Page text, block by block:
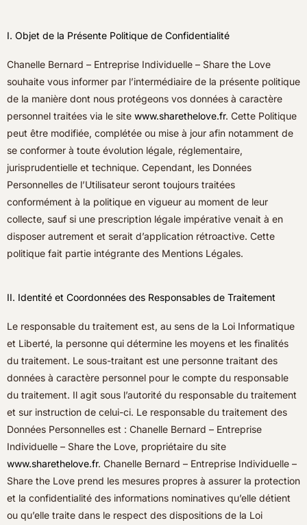
I. Objet de la Présente Politique de Confidentialité
Chanelle Bernard – Entreprise Individuelle – Share the Love
souhaite vous informer par l’intermédiaire de la présente politique
de la manière dont nous protégeons vos données à caractère
personnel traitées via le site www.sharethelove.fr. Cette Politique
peut être modifiée, complétée ou mise à jour afin notamment de
se conformer à toute évolution légale, réglementaire,
jurisprudentielle et technique. Cependant, les Données
Personnelles de l’Utilisateur seront toujours traitées
conformément à la politique en vigueur au moment de leur
collecte, sauf si une prescription légale impérative venait à en
disposer autrement et serait d’application rétroactive. Cette
politique fait partie intégrante des Mentions Légales.
II. Identité et Coordonnées des Responsables de Traitement
Le responsable du traitement est, au sens de la Loi Informatique
et Liberté, la personne qui détermine les moyens et les finalités
du traitement. Le sous-traitant est une personne traitant des
données à caractère personnel pour le compte du responsable
du traitement. Il agit sous l’autorité du responsable du traitement
et sur instruction de celui-ci. Le responsable du traitement des
Données Personnelles est : Chanelle Bernard – Entreprise
Individuelle – Share the Love, propriétaire du site
www.sharethelove.fr. Chanelle Bernard – Entreprise Individuelle –
Share the Love prend les mesures propres à assurer la protection
et la confidentialité des informations nominatives qu’elle détient
ou qu’elle traite dans le respect des dispositions de la Loi